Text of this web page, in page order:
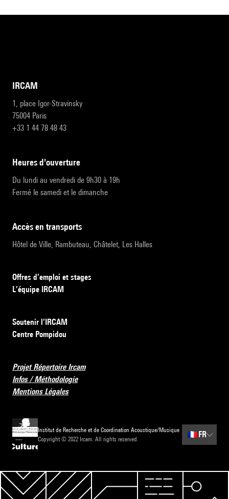
IRCAM
1, place Igor-Stravinsky
75004 Paris
+33 1 44 78 48 43
heures d'ouverture
Du lundi au vendredi de 9h30 à 19h
Fermé le samedi et le dimanche
accès en transports
Hôtel de Ville, Rambuteau, Châtelet, Les Halles
Offres d’emploi et stages
L’équipe IRCAM
Soutenir l’IRCAM
Centre Pompidou
Projet Répertoire Ircam
Infos / Méthodologie
Mentions Légales
Institut de Recherche et de Coordination Acoustique/Musique
Copyright © 2022 Ircam. All rights reserved.
🇫🇷 FR